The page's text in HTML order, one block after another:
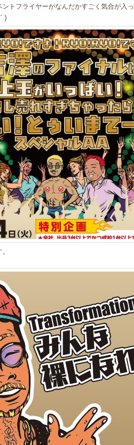
ントフライヤーがなんだかすごく気合が入
)